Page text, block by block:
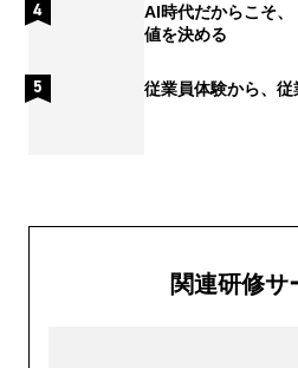
AI時代だからこそ
値を決める
従業員体験から、従
関連研修サ